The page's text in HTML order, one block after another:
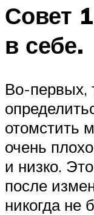
Совет
в себе.
Во-первых,
отомстить
очень
и низко.
после
никогда не